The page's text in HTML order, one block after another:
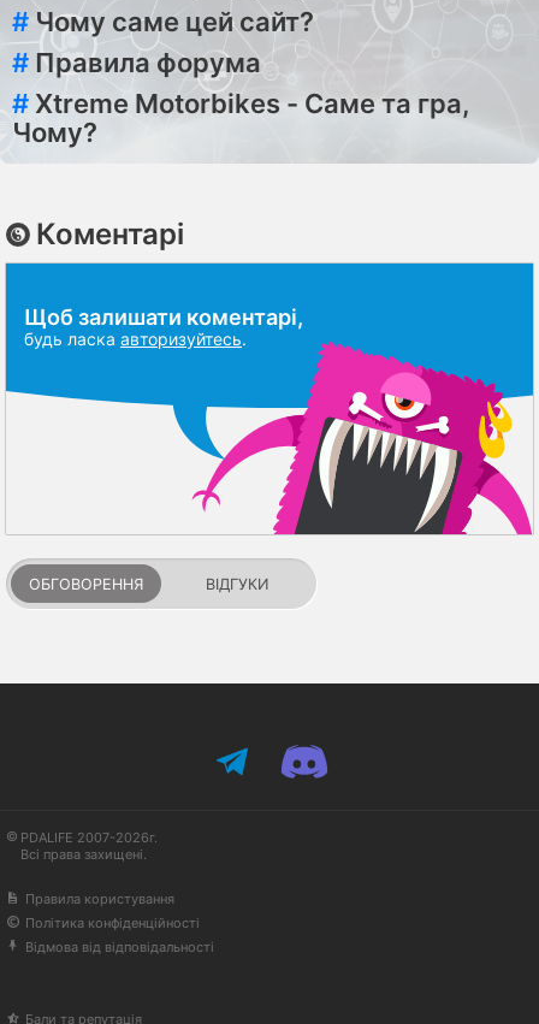
# Чому саме цей сайт?
# Правила форума
# Xtreme Motorbikes - Саме та гра,
Чому?
Коментарі
Щоб залишати коментарі,
будь ласка авторизуйтесь.
ОБГОВОРЕННЯ ВІДГУКИ
PDALIFE 2007-2026г.
Всі права захищені.
Правила користування
Політика конфіденційності
Відмова від відповідальності
Бали та репутація